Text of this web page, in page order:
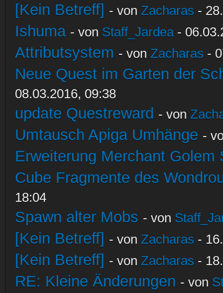
[Kein Betreff] - von Zacharas -
Ishuma - von Staff_Jardea-
Attributsystem - von Zacharas -
Neue Quest im Garten der
08.03.2016, 09:38
update Questreward - von
Umtausch Apiga Umhänge -
Erweiterung Merchant Golem
Cube Fragmente des
18:04
Spawn alter Mobs - von
[Kein Betreff] - von Zacharas -
[Kein Betreff] - von Zacharas -
RE: Kleine Änderungen - von